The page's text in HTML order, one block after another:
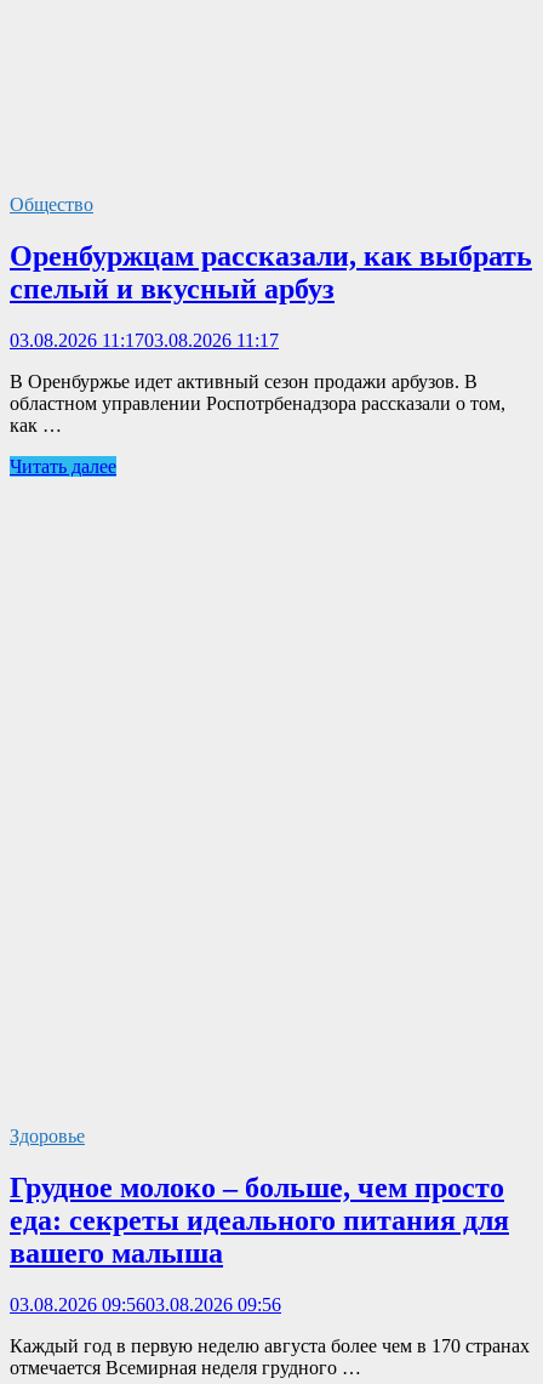
Общество
Оренбуржцам рассказали, как выбрать
спелый и вкусный арбуз
03.08.2026 11:1703.08.2026 11:17
В Оренбуржье идет активный сезон продажи арбузов. В
областном управлении Роспотрбенадзора рассказали о том,
как …
Читать далее
Здоровье
Грудное молоко – больше, чем просто
еда: секреты идеального питания для
вашего малыша
03.08.2026 09:5603.08.2026 09:56
Каждый год в первую неделю августа более чем в 170 странах
отмечается Всемирная неделя грудного …